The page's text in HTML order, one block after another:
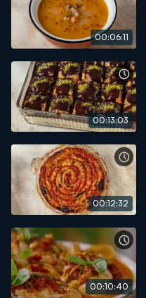
00:06:11
00:13:03
00:12:32
00:10:40